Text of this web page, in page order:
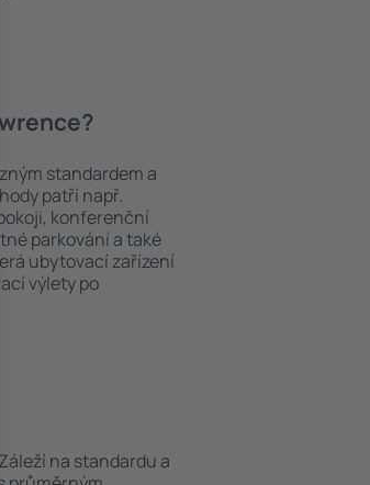
standardem a
patří např.
konferenční
parkování a také
ubytovací zařízení
výlety po
na standardu a